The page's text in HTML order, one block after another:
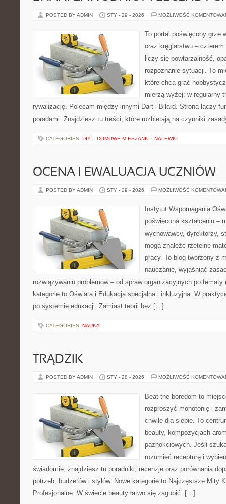
POSTED BY ADMIN STY - 29 - 2026 MOŻLIWOŚĆ
To portal poświęcony grze
oraz kręglarstwu –
liczy się powtarzalność,
rozpoznanie sytuacji. To
które chcą grać
mierzą wyżej: w regularny
rywalizację. Polecam między innymi Dart i Bilard. Strona łączy
poradami. Znajdziesz tu treści, które rozbierają na czynniki
CATEGORIES: DIY – DOMOWE MIESZANKI I NALEWKI
OCENA I EWALUACJA UCZNIÓW
POSTED BY ADMIN STY - 29 - 2026 MOŻLIWOŚĆ
Instytut Wspomagania
poświęcona kształceniu –
wychowawcy, dyrektorzy,
mogą znaleźć rzetelne
pracy. To blog tworzony z
nauczanie, wyjaśniać
rozwiązywaniu problemów – od spraw organizacyjnych po tematy
kategorie to Oświata i Edukacja specjalna i inkluzyjna. W
po systemie edukacji. Zamiast teorii bez […]
CATEGORIES: NAUKA
TRĄDZIK
POSTED BY ADMIN STY - 28 - 2026 MOŻLIWOŚĆ
Beat the boredom to
rozproszyć monotonię i
chwilę dla siebie. To
beauty, kompozycjach
paznokciowych. Jeśli
rozumieć recepturę i
świadomie, znajdziesz tu poradniki, recenzje oraz porównania
potrzeb, budżetów i stylów. Nowe kategorie to Najczęstsze Mity
Profesjonalne. W świecie beauty łatwo się zagubić. […]